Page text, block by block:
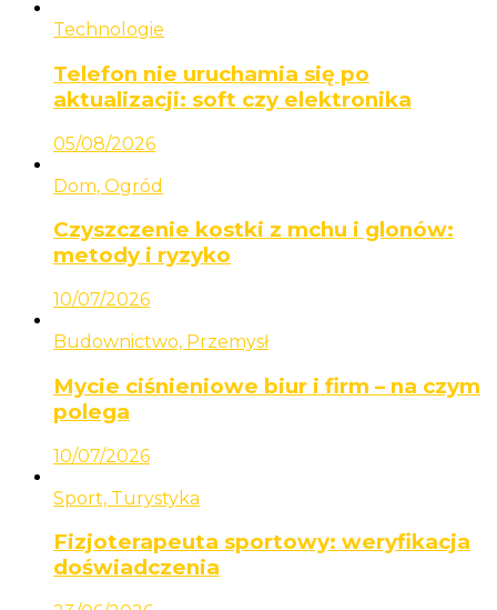
Technologie
Telefon nie uruchamia się po
aktualizacji: soft czy elektronika
05/08/2026
Dom, Ogród
Czyszczenie kostki z mchu i glonów:
metody i ryzyko
10/07/2026
Budownictwo, Przemysł
Mycie ciśnieniowe biur i firm – na czym
polega
10/07/2026
Sport, Turystyka
Fizjoterapeuta sportowy: weryfikacja
doświadczenia